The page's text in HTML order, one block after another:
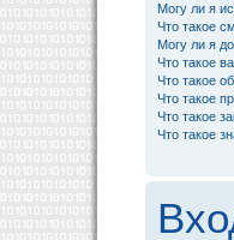
Могу ли я
Что такое
Могу ли я
Что такое
Что такое
Что такое
Что такое
Что такое